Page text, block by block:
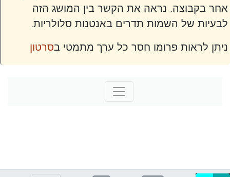
אחר בקבוצה. נראה את הקשר בין המושג הזה
לבעיות של השמות תדרים באנטנות סלולריות.
ניתן לראות פרומו חסר כל ערך מתמטי בסרטון